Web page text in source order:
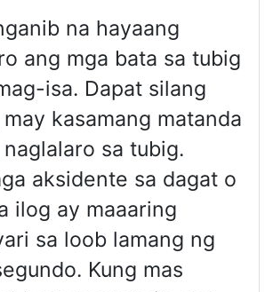
na hayaang
ang mga bata sa tubig
isa. Dapat silang
kasamang matanda
sa tubig.
aksidente sa dagat o
ilog ay maaaring
sa loob lamang ng
Kung mas